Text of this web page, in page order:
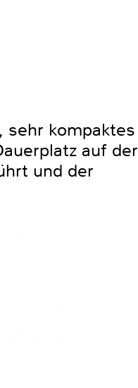
sehr kompaktes
auf der
und der